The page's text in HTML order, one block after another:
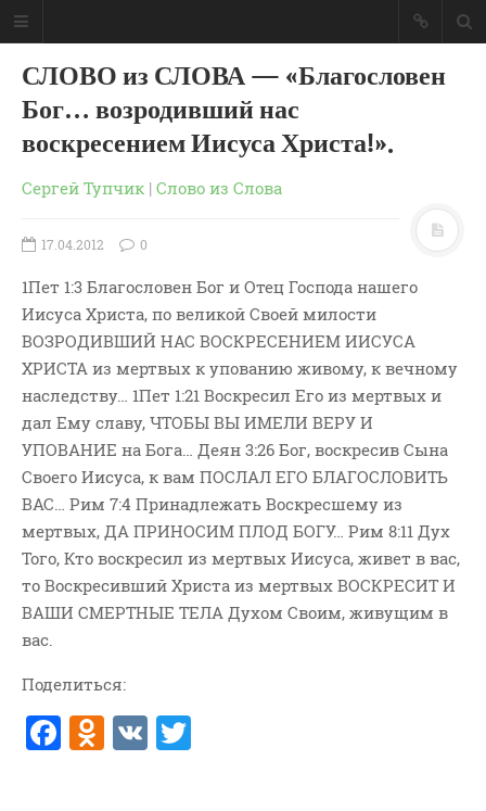
ГЛАВНАЯ
МОИ КНИГИ
СЛОВО-АУДИО
СЛОВО-ВИДЕО
ВОПРОСЫ ПАСТОРУ
КОНТАКТ
Изображения
СЛОВО из СЛОВА — «Благословен
Бог… возродивший нас
воскресением Иисуса Христа!».
Сергей Тупчик | Слово из Слова
17.04.2012 0
1Пет 1:3 Благословен Бог и Отец Господа нашего
Иисуса Христа, по великой Своей милости
ВОЗРОДИВШИЙ НАС ВОСКРЕСЕНИЕМ ИИСУСА
ХРИСТА из мертвых к упованию живому, к вечному
наследству… 1Пет 1:21 Воскресил Его из мертвых и
дал Ему славу, ЧТОБЫ ВЫ ИМЕЛИ ВЕРУ И
УПОВАНИЕ на Бога… Деян 3:26 Бог, воскресив Сына
Своего Иисуса, к вам ПОСЛАЛ ЕГО БЛАГОСЛОВИТЬ
ВАС… Рим 7:4 Принадлежать Воскресшему из
мертвых, ДА ПРИНОСИМ ПЛОД БОГУ… Рим 8:11 Дух
Того, Кто воскресил из мертвых Иисуса, живет в вас,
то Воскресивший Христа из мертвых ВОСКРЕСИТ И
ВАШИ СМЕРТНЫЕ ТЕЛА Духом Своим, живущим в
вас.
Поделиться:
F
a
O
d
V
K